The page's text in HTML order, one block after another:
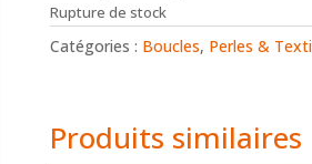
Rupture de stock
Catégories : Boucles, Perles &
Produits similaires